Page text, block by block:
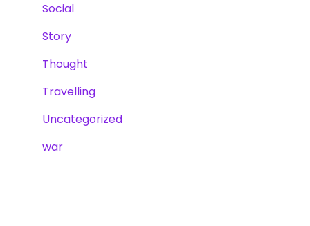
Social
Story
Thought
Travelling
Uncategorized
war